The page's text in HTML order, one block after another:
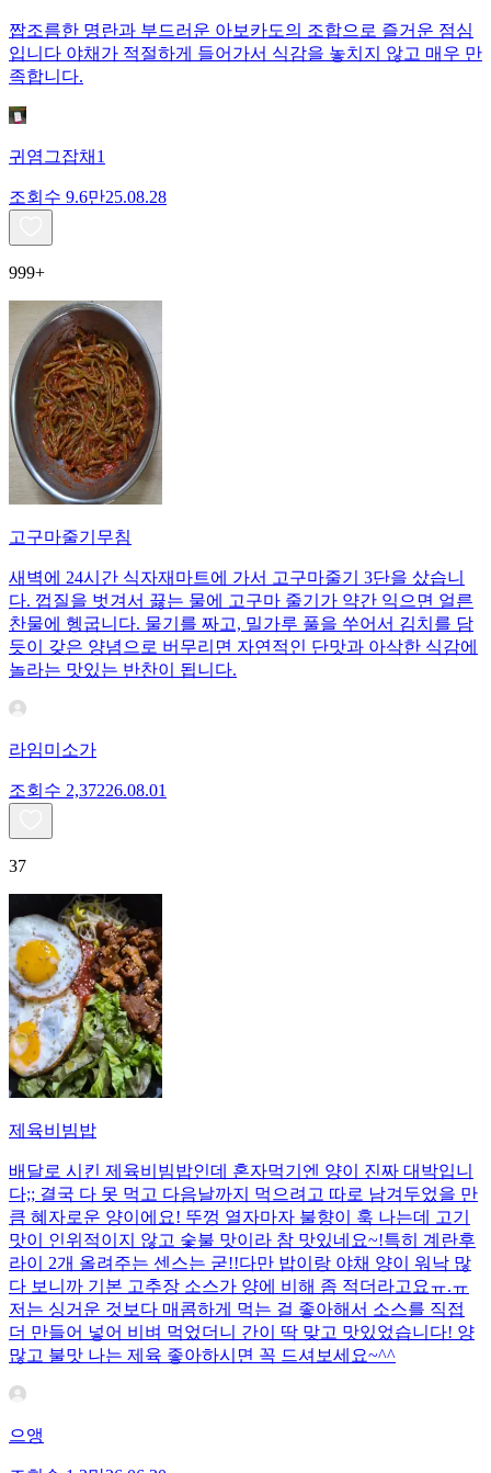
짭조름한 명란과 부드러운 아보카도의 조합으로 즐거운 점심
입니다 야채가 적절하게 들어가서 식감을 놓치지 않고 매우 만
족합니다.
귀염그잡채1
조회수 9.6만25.08.28
999+
고구마줄기무침
새벽에 24시간 식자재마트에 가서 고구마줄기 3단을 샀습니
다. 껍질을 벗겨서 끓는 물에 고구마 줄기가 약간 익으면 얼른
찬물에 헹굽니다. 물기를 짜고, 밀가루 풀을 쑤어서 김치를 담
듯이 갖은 양념으로 버무리면 자연적인 단맛과 아삭한 식감에
놀라는 맛있는 반찬이 됩니다.
라임미소가
조회수 2,37226.08.01
37
제육비빔밥
배달로 시킨 제육비빔밥인데 혼자먹기엔 양이 진짜 대박입니
다;; 결국 다 못 먹고 다음날까지 먹으려고 따로 남겨두었을 만
큼 혜자로운 양이에요! 뚜껑 열자마자 불향이 훅 나는데 고기
맛이 인위적이지 않고 숯불 맛이라 참 맛있네요~!특히 계란후
라이 2개 올려주는 센스는 굳!! ​다만 밥이랑 야채 양이 워낙 많
다 보니까 기본 고추장 소스가 양에 비해 좀 적더라고요ㅠ.ㅠ
저는 싱거운 것보다 매콤하게 먹는 걸 좋아해서 소스를 직접
더 만들어 넣어 비벼 먹었더니 간이 딱 맞고 맛있었습니다! 양
많고 불맛 나는 제육 좋아하시면 꼭 드셔보세요~^^
으앵